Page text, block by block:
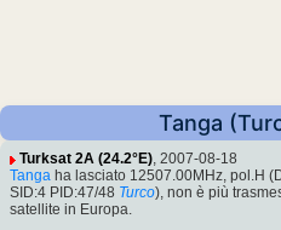
Tanga
Turksat 2A (24.2°E), 2007-08-18
Tanga ha lasciato 12507.00MHz, pol.H
SID:4 PID:47/48 Turco), non è più
satellite in Europa.